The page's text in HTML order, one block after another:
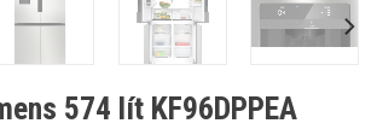
574 lít KF96DPPEA